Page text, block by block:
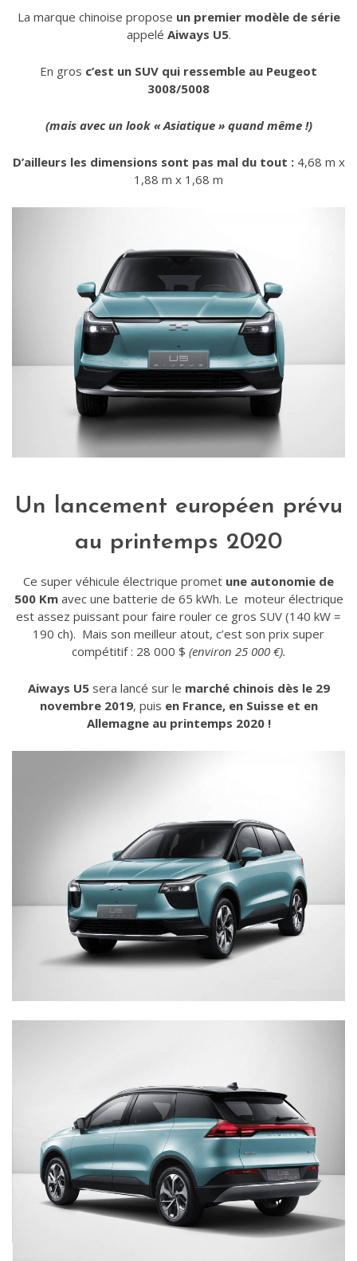
La marque chinoise propose un premier modèle de série
appelé Aiways U5.
En gros c’est un SUV qui ressemble au Peugeot
3008/5008
(mais avec un look « Asiatique » quand même !)
D’ailleurs les dimensions sont pas mal du tout :4,68 m x
1,88 m x 1,68 m
Un lancement européen prévu
au printemps 2020
Ce super véhicule électrique promet une autonomie de
500 Kmavec une batterie de 65 kWh. Le moteur électrique
est assez puissant pour faire rouler ce gros SUV (140 kW =
190 ch). Mais son meilleur atout, c’est son prix super
compétitif : 28 000 $ (environ 25 000 €).
Aiways U5sera lancé sur le marché chinois dès le 29
novembre 2019, puis en France, en Suisse et en
Allemagne au printemps 2020 !